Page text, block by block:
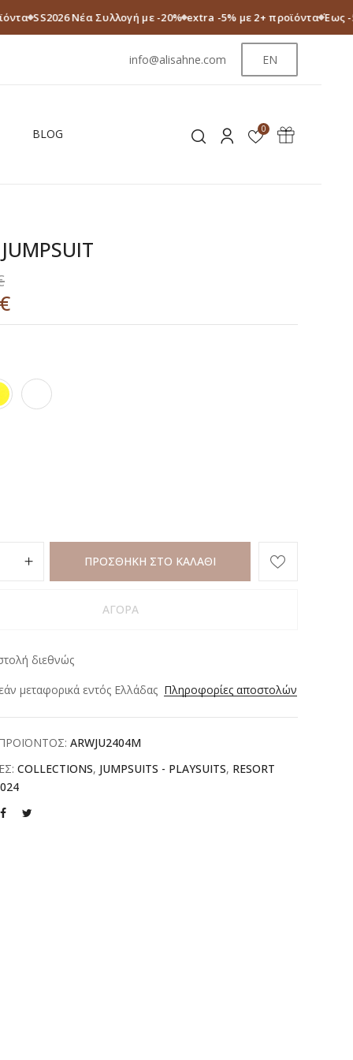
SS2026 Νέα Συλλογή με -20% extra -5% με 2+ προϊόντα Έως -
info@alisahne.com EN
BLOG 0
ΠΡΟΣΘΗΚΗ ΣΤΟ ΚΑΛΑΘΙ
ΑΓΟΡΑ
διεθνώς
μεταφορικά εντός Ελλάδας Πληροφορίες αποστολών
ARWJU2404M
COLLECTIONS, JUMPSUITS - PLAYSUITS, RESORT